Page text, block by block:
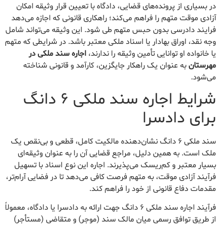
در بسیاری از پرونده‌های قضایی، دادگاه با تعیین قرار وثیقه امکان
آزادی موقت متهم را فراهم می‌کند؛ راهکاری قانونی که اجازه می‌دهد
فرایند دادرسی بدون حبس متهم طی شود. این وثیقه می‌تواند شامل
وجه نقد، اوراق بهادار یا اسناد ملکی معتبر باشد. در شرایطی که متهم
یا خانواده او توانایی تأمین وثیقه را ندارند، اجاره سند ملکی در
مهرستانبه عنوان یک راهکار جایگزین، کارآمد و قانونی شناخته
می‌شود.
شرایط اجاره سند ملکی ۶ دانگ
برای دادسرا
سند ملکی ۶ دانگ نشان‌دهنده مالکیت کامل، قطعی و بی‌نقص یک
ملک است. به همین دلیل، مراجع قضایی آن را به عنوان وثیقه‌ای
بسیار معتبر و کم‌ریسک می‌پذیرند. اجاره این نوع اسناد با تسهیل
فرآیند آزادی موقت، به متهم فرصت کافی می‌دهد تا در فضایی آرام‌تر،
مقدمات دفاع قانونی از خود را فراهم کند.
فرآیند اجاره سند ملکی ۶ دانگ جهت ارائه به دادسرا یا دادگاه، معمولاً
از طریق توافق رسمی میان مالک سند (موجر) و متقاضی (مستأجر)